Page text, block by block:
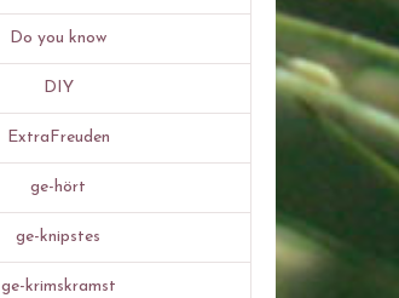
Do you know
DIY
ExtraFreuden
ge-hört
ge-knipstes
ge-krimskramst